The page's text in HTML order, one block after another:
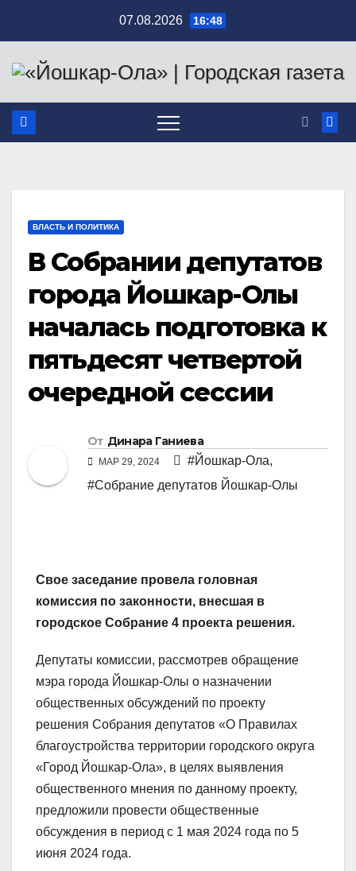
содержимому
07.08.2026 16:48
ВЛАСТЬ И ПОЛИТИКА
В Собрании депутатов
города Йошкар-Олы
началась подготовка к
пятьдесят четвертой
очередной сессии
От Динара Ганиева
МАР 29, 2024 #Йошкар-Ола,
#Собрание депутатов Йошкар-Олы
Свое заседание провела головная
комиссия по законности, внесшая в
городское Собрание 4 проекта решения.
Депутаты комиссии, рассмотрев обращение
мэра города Йошкар-Олы о назначении
общественных обсуждений по проекту
решения Собрания депутатов «О Правилах
благоустройства территории городского округа
«Город Йошкар-Ола», в целях выявления
общественного мнения по данному проекту,
предложили провести общественные
обсуждения в период с 1 мая 2024 года по 5
июня 2024 года.